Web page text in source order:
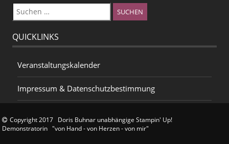
Suchen
nach:
QUICKLINKS
Veranstaltungskalender
Impressum & Datenschutzbestimmung
Copyright 2017 Doris Buhnar unabhängige Stampin' Up!
Demonstratorin "von Hand - von Herzen - von mir"